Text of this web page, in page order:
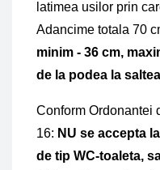
latimea usilor prin
Adancime totala 70
minim - 36 cm,
de la podea la
Conform Ordonantei
16: NU se accepta
de tip WC-toaleta,